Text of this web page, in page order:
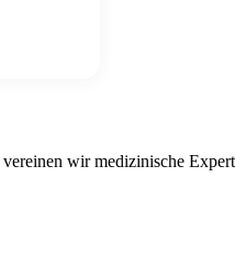
wir medizinische